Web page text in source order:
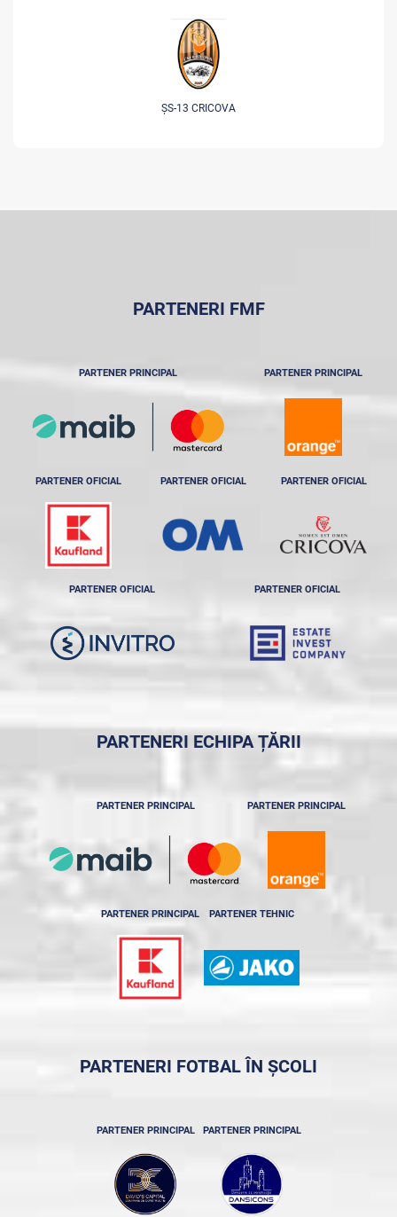
ȘS-13 CRICOVA
PARTENERI FMF
PARTENER PRINCIPAL PARTENER PRINCIPAL
PARTENER OFICIAL PARTENER OFICIAL PARTENER OFICIAL
PARTENER OFICIAL PARTENER OFICIAL
PARTENERI ECHIPA ȚĂRII
PARTENER PRINCIPAL PARTENER PRINCIPAL
PARTENER PRINCIPAL PARTENER TEHNIC
PARTENERI FOTBAL ÎN ȘCOLI
PARTENER PRINCIPAL PARTENER PRINCIPAL